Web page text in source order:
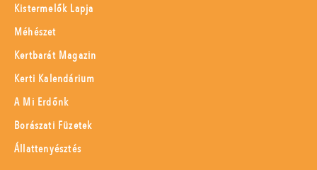
Kistermelők Lapja
Méhészet
Kertbarát Magazin
Kerti Kalendárium
A Mi Erdőnk
Borászati Füzetek
Állattenyésztés